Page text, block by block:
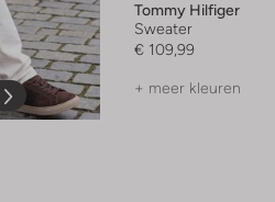
Tommy Hilfiger
Sweater
€ 109,99
+ meer kleuren